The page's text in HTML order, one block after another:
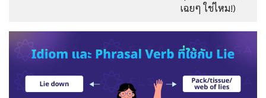
เฉยๆ ใช่ไหม!)